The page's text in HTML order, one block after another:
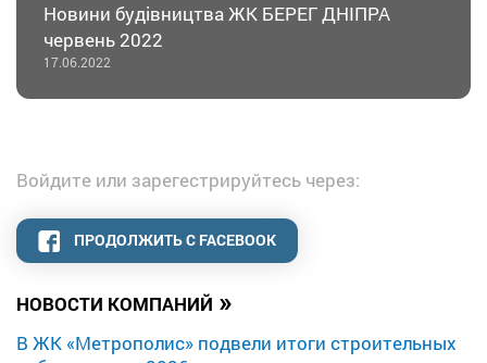
НОВОСТИ КОМПАНИЙ »
В ЖК «Метрополис» подвели итоги строительных
Новини будівництва ЖК БЕРЕГ ДНІПРА
червень 2022
17.06.2022
Войдите или зарегестрируйтесь через:
ПРОДОЛЖИТЬ С FACEBOOK